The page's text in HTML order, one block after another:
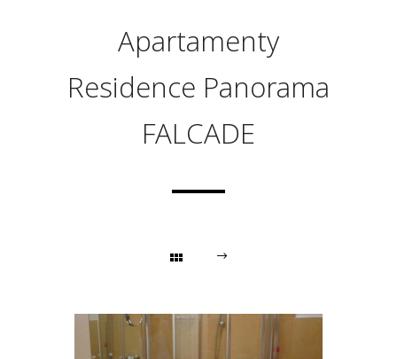
Apartamenty
Residence Panorama
FALCADE